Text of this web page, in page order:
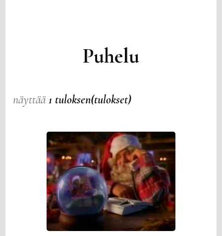
Puhelu
näyttää1 tuloksen(tulokset)